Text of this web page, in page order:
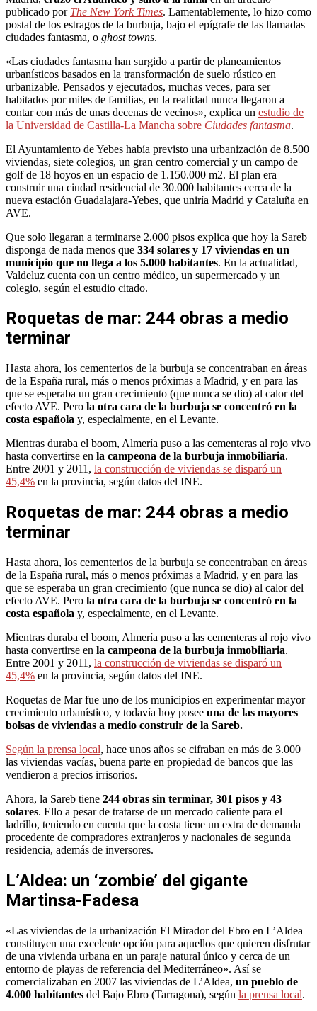
publicado por The New York Times. Lamentablemente, lo hizo como
postal de los estragos de la burbuja, bajo el epígrafe de las llamadas
ciudades fantasma, o ghost towns.
«Las ciudades fantasma han surgido a partir de planeamientos
urbanísticos basados en la transformación de suelo rústico en
urbanizable. Pensados y ejecutados, muchas veces, para ser
habitados por miles de familias, en la realidad nunca llegaron a
contar con más de unas decenas de vecinos», explica un estudio de
la Universidad de Castilla-La Mancha sobre Ciudades fantasma.
El Ayuntamiento de Yebes había previsto una urbanización de 8.500
viviendas, siete colegios, un gran centro comercial y un campo de
golf de 18 hoyos en un espacio de 1.150.000 m2. El plan era
construir una ciudad residencial de 30.000 habitantes cerca de la
nueva estación Guadalajara-Yebes, que uniría Madrid y Cataluña en
AVE.
Que solo llegaran a terminarse 2.000 pisos explica que hoy la Sareb
disponga de nada menos que 334 solares y 17 viviendas en un
municipio que no llega a los 5.000 habitantes. En la actualidad,
Valdeluz cuenta con un centro médico, un supermercado y un
colegio, según el estudio citado.
Roquetas de mar: 244 obras a medio
terminar
Hasta ahora, los cementerios de la burbuja se concentraban en áreas
de la España rural, más o menos próximas a Madrid, y en para las
que se esperaba un gran crecimiento (que nunca se dio) al calor del
efecto AVE. Pero la otra cara de la burbuja se concentró en la
costa española y, especialmente, en el Levante.
Mientras duraba el boom, Almería puso a las cementeras al rojo vivo
hasta convertirse en la campeona de la burbuja inmobiliaria.
Entre 2001 y 2011, la construcción de viviendas se disparó un
45,4% en la provincia, según datos del INE.
Roquetas de mar: 244 obras a medio
terminar
Hasta ahora, los cementerios de la burbuja se concentraban en áreas
de la España rural, más o menos próximas a Madrid, y en para las
que se esperaba un gran crecimiento (que nunca se dio) al calor del
efecto AVE. Pero la otra cara de la burbuja se concentró en la
costa española y, especialmente, en el Levante.
Mientras duraba el boom, Almería puso a las cementeras al rojo vivo
hasta convertirse en la campeona de la burbuja inmobiliaria.
Entre 2001 y 2011, la construcción de viviendas se disparó un
45,4% en la provincia, según datos del INE.
Roquetas de Mar fue uno de los municipios en experimentar mayor
crecimiento urbanístico, y todavía hoy posee una de las mayores
bolsas de viviendas a medio construir de la Sareb.
Según la prensa local, hace unos años se cifraban en más de 3.000
las viviendas vacías, buena parte en propiedad de bancos que las
vendieron a precios irrisorios.
Ahora, la Sareb tiene 244 obras sin terminar, 301 pisos y 43
solares. Ello a pesar de tratarse de un mercado caliente para el
ladrillo, teniendo en cuenta que la costa tiene un extra de demanda
procedente de compradores extranjeros y nacionales de segunda
residencia, además de inversores.
L’Aldea: un ‘zombie’ del gigante
Martinsa-Fadesa
«Las viviendas de la urbanización El Mirador del Ebro en L’Aldea
constituyen una excelente opción para aquellos que quieren disfrutar
de una vivienda urbana en un paraje natural único y cerca de un
entorno de playas de referencia del Mediterráneo». Así se
comercializaban en 2007 las viviendas de L’Aldea, un pueblo de
4.000 habitantes del Bajo Ebro (Tarragona), según la prensa local.